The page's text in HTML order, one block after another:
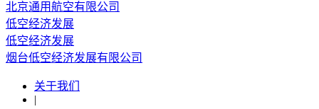
北京通用航空有限公司
低空经济发展
低空经济发展
烟台低空经济发展有限公司
关于我们
|